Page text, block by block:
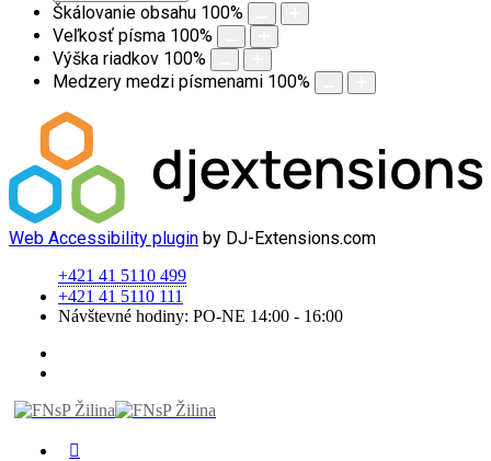
Škálovanie obsahu 100%
Veľkosť písma 100%
Výška riadkov 100%
Medzery medzi písmenami 100%
Web Accessibility plugin by DJ-Extensions.com
+421 41 5110 499
+421 41 5110 111
Návštevné hodiny: PO-NE 14:00 - 16:00